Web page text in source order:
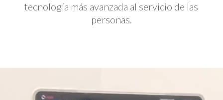
tecnología más avanzada al servicio de las
personas.